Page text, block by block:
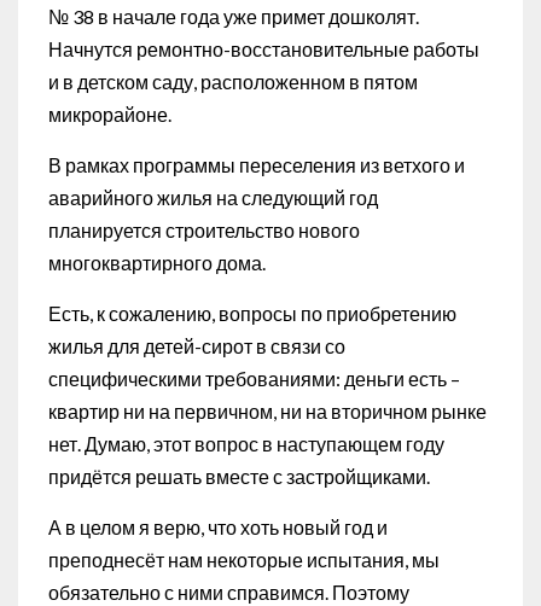
№ 38 в начале года уже примет дошколят.
Начнутся ремонтно-восстановительные работы
и в детском саду, расположенном в пятом
микрорайоне.
В рамках программы переселения из ветхого и
аварийного жилья на следующий год
планируется строительство нового
многоквартирного дома.
Есть, к сожалению, вопросы по приобретению
жилья для детей-сирот в связи со
специфическими требованиями: деньги есть –
квартир ни на первичном, ни на вторичном рынке
нет. Думаю, этот вопрос в наступающем году
придётся решать вместе с застройщиками.
А в целом я верю, что хоть новый год и
преподнесёт нам некоторые испытания, мы
обязательно с ними справимся. Поэтому